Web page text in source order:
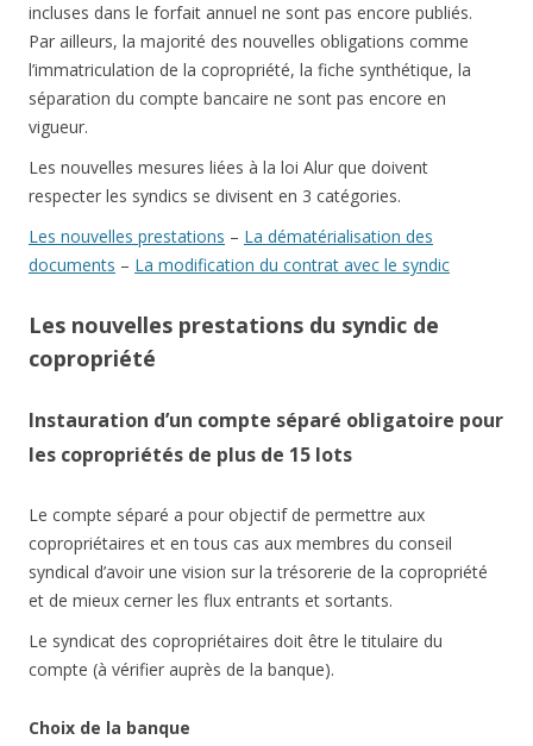
incluses dans le forfait annuel ne sont pas encore publiés.
Par ailleurs, la majorité des nouvelles obligations comme
l’immatriculation de la copropriété, la fiche synthétique, la
séparation du compte bancaire ne sont pas encore en
vigueur.
Les nouvelles mesures liées à la loi Alur que doivent
respecter les syndics se divisent en 3 catégories.
Les nouvelles prestations – La dématérialisation des
documents – La modification du contrat avec le syndic
Les nouvelles prestations du syndic de
copropriété
Instauration d’un compte séparé obligatoire pour
les copropriétés de plus de 15 lots
Le compte séparé a pour objectif de permettre aux
copropriétaires et en tous cas aux membres du conseil
syndical d’avoir une vision sur la trésorerie de la copropriété
et de mieux cerner les flux entrants et sortants.
Le syndicat des copropriétaires doit être le titulaire du
compte (à vérifier auprès de la banque).
Choix de la banque